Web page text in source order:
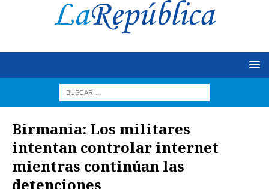
Birmania: Los militares
intentan controlar internet
mientras continúan las
detenciones